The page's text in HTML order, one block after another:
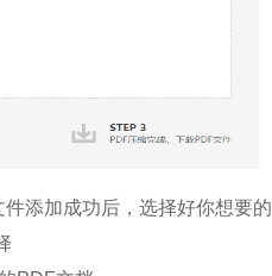
添加成功后，选择好你想要的